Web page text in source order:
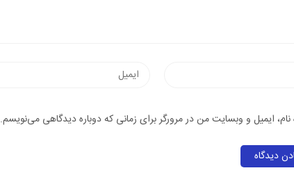
پست
نام، ایمیل و وبسایت من در مرورگر برای زمانی که دوباره دیدگاهی می‌نویسم.